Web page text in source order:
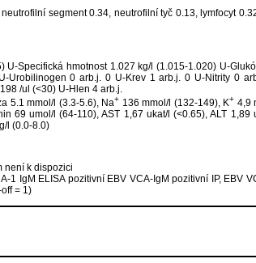
neutrofilní segment 0.34, neutrofilní tyč 0.13, lymfocyt
U-Specifická hmotnost 1.027 kg/l (1.015-1.020) U-
Urobilinogen 0 arb.j. 0 U-Krev 1 arb.j. 0 U-Nitrity 0
/ul (<30) U-Hlen 4 arb.j.
5.1 mmol/l (3.3-5.6), Na+ 136 mmol/l (132-149), K+ 4,9
69 umol/l (64-110), AST 1,67 ukat/l (<0.65), ALT
l (0.0-8.0)
není k dispozici
1 IgM ELISA pozitivní EBV VCA-IgM pozitivní IP, EBV
= 1)